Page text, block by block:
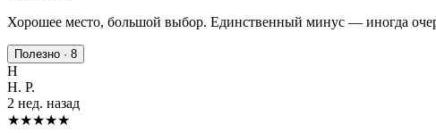
Хорошее место, большой выбор. Единственный минус — иногда
Полезно · 8
Н
Н. Р.
2 нед. назад
★★★★★